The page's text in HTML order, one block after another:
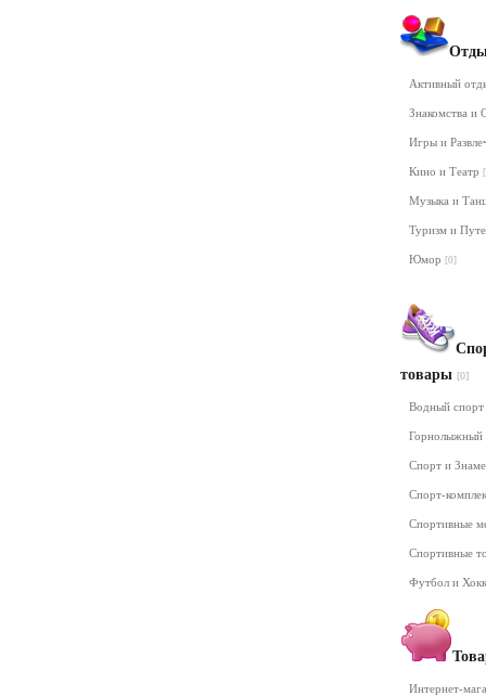
Активный
Знакомства и
Игры и
Кино и Театр
Музыка и
Туризм и
Юмор [0]
товары [0]
Водный спорт
Горнолыжный
Спорт и
Спорт-
Спортивные
Спортивные
Футбол и
Интернет-